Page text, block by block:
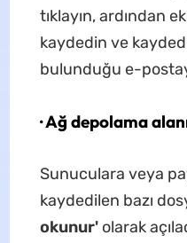
tıklayın, ardından
kaydedin ve
bulunduğu e-
· Ağ depolama
Sunuculara veya
kaydedilen bazı
okunur'olarak